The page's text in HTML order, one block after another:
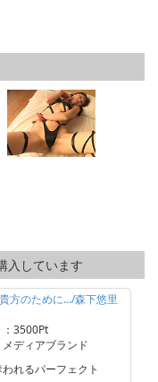
入しています
方のために…/森下悠里
3500Pt
ディアブランド
れるパーフェクト